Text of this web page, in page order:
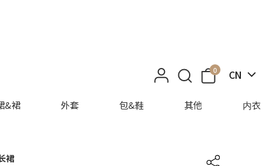
0 CN
&裙 外套 包&鞋 其他 内衣
裙